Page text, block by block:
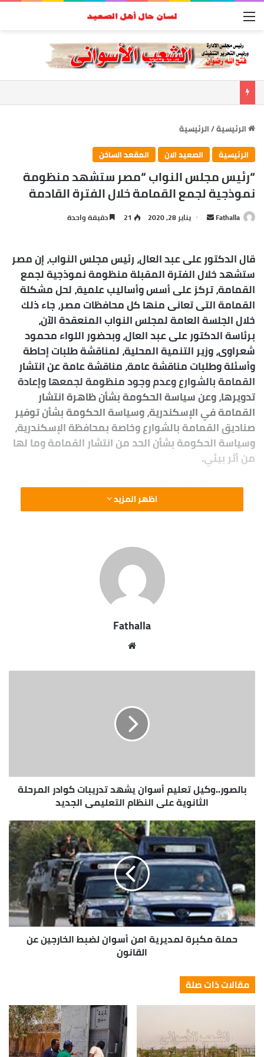
القائمة
الرئيسية/الرئيسية
الرئيسية
الصعيد الان المقعد الساخن
“رئيس مجلس النواب “مصر ستشهد منظومة
نموذجية لجمع القمامة خلال الفترة القادمة
Fathalla
أرسل يناير 28, 2020 21 دقيقة واحدة
قال الدكتور على عبد العال، رئيس مجلس النواب، إن مصر
ستشهد خلال الفترة المقبلة منظومة نموذجية لجمع
القمامة، تركز على أسس وأساليب علمية، لحل مشكلة
القمامة التى تعانى منها كل محافظات مصر، جاء ذلك
خلال الجلسة العامة لمجلس النواب المنعقدة الآن،
برئاسة الدكتور على عبد العال، وبحضور اللواء محمود
شعراوى، وزير التنمية المحلية، لمناقشة طلبات إحاطة
وأسئلة وطلبات مناقشة عامة، مناقشة عامة عن انتشار
القمامة بالشوارع وعدم وجود منظومة لجمعها وإعادة
تدويرها، وعن سياسة الحكومة بشأن ظاهرة انتشار
القمامة في الإسكندرية، وسياسة الحكومة بشأن توفير
صناديق القمامة بالشوارع وخاصة بمحافظة الإسكندرية،
وسياسة الحكومة بشأن الحد من انتشار القمامة وما لها
من أثر بيئي.
وقال “عبد العال”: “ستكون في مصر منظومة لجمع
القمامة نموذجية، وستحقق أفضل مما يتم مداولته في
اظهر المزيد
Fathalla
بالصور..وكيل تعليم أسوان يشهد تدريبات كوادر المرحلة
الثانوية على النظام التعليمى الجديد
حملة مكبرة لمديرية امن أسوان لضبط الخارجين عن
القانون
مقالات ذات صلة